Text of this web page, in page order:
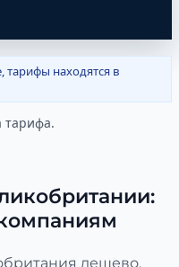
тарифы находятся в
тарифа.
дешево,